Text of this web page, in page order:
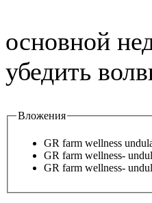
основной
убедить
Вложения
GR farm wellness
GR farm wellness-
GR farm wellness-